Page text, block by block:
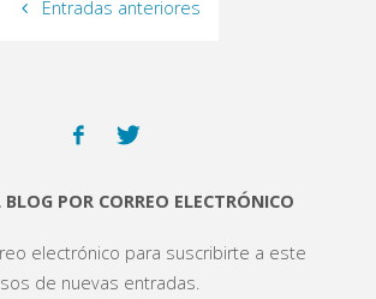
medidas
Entradas anteriores
BLOG POR CORREO ELECTRÓNICO
electrónico para suscribirte a este
de nuevas entradas.